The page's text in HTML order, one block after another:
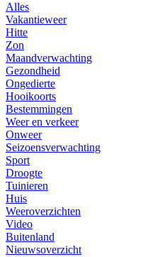
Alles
Vakantieweer
Hitte
Zon
Maandverwachting
Gezondheid
Ongedierte
Hooikoorts
Bestemmingen
Weer en verkeer
Onweer
Seizoensverwachting
Sport
Droogte
Tuinieren
Huis
Weeroverzichten
Video
Buitenland
Nieuwsoverzicht